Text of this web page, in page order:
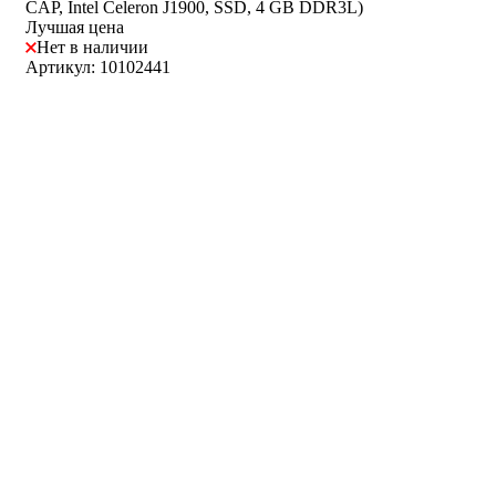
CAP, Intel Celeron J1900, SSD, 4 GB DDR3L)
Лучшая цена
Нет в наличии
Артикул: 10102441